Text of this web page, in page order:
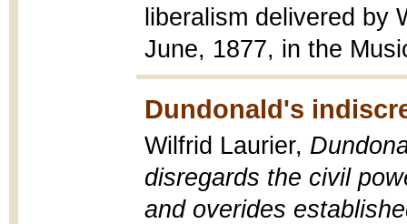
liberalism delivered by
June, 1877, in the
Dundonald's
Wilfrid Laurier,
disregards the civil
and overides